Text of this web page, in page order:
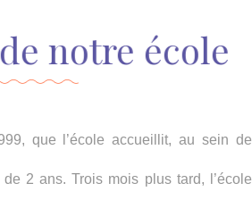
notre école
que l’école accueillit, au sein de
2 ans. Trois mois plus tard, l’école